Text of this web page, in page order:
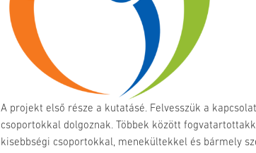
A projekt első része a kutatásé. Felvesszük a
csoportokkal dolgoznak. Többek között
kisebbségi csoportokkal, menekültekkel és bármely